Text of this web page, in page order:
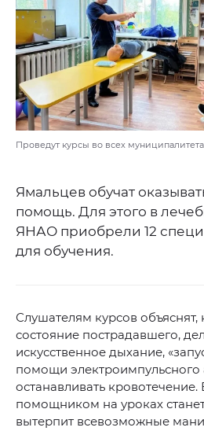
Проведут курсы во всех
Ямальцев обучат
помощь. Для этого в
ЯНАО приобрели 12
для обучения.
Слушателям курсов объяснят,
состояние пострадавшего,
искусственное дыхание,
помощи электроимпульсного
останавливать
помощником на уроках
вытерпит всевозможные